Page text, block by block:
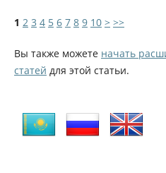
1 2 3 4 5 6 7 8 9 10 > >>
Вы также можете начать
статей для этой статьи.